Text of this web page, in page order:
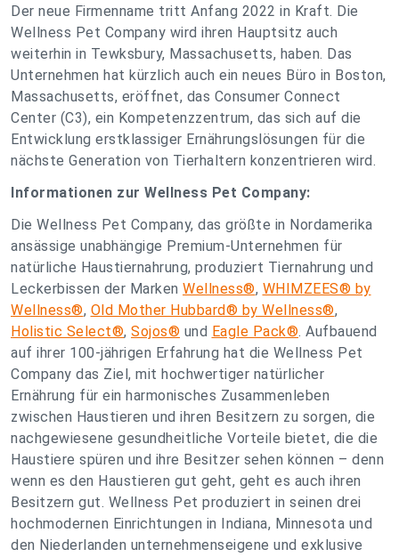
Der neue Firmenname tritt Anfang 2022 in Kraft. Die
Wellness Pet Company wird ihren Hauptsitz auch
weiterhin in Tewksbury, Massachusetts, haben. Das
Unternehmen hat kürzlich auch ein neues Büro in Boston,
Massachusetts, eröffnet, das Consumer Connect
Center (C3), ein Kompetenzzentrum, das sich auf die
Entwicklung erstklassiger Ernährungslösungen für die
nächste Generation von Tierhaltern konzentrieren wird.
Informationen zur Wellness Pet Company:
Die Wellness Pet Company, das größte in Nordamerika
ansässige unabhängige Premium-Unternehmen für
natürliche Haustiernahrung, produziert Tiernahrung und
Leckerbissen der Marken Wellness®, WHIMZEES® by
Wellness®, Old Mother Hubbard® by Wellness®,
Holistic Select®, Sojos® und Eagle Pack®. Aufbauend
auf ihrer 100-jährigen Erfahrung hat die Wellness Pet
Company das Ziel, mit hochwertiger natürlicher
Ernährung für ein harmonisches Zusammenleben
zwischen Haustieren und ihren Besitzern zu sorgen, die
nachgewiesene gesundheitliche Vorteile bietet, die die
Haustiere spüren und ihre Besitzer sehen können – denn
wenn es den Haustieren gut geht, geht es auch ihren
Besitzern gut. Wellness Pet produziert in seinen drei
hochmodernen Einrichtungen in Indiana, Minnesota und
den Niederlanden unternehmenseigene und exklusive